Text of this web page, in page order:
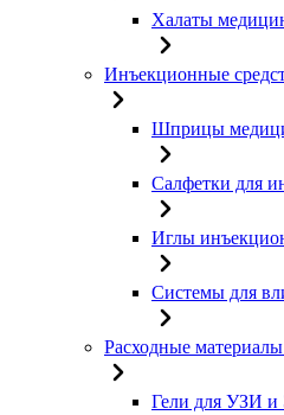
Халаты
Инъекционные
Шприцы
Салфетки для
Иглы
Системы для
Расходные
Гели для УЗИ